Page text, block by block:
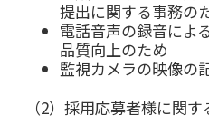
提出に関する事務の
電話音声の録音によ
品質向上のため
監視カメラの映像の
（2）採用応募者様に